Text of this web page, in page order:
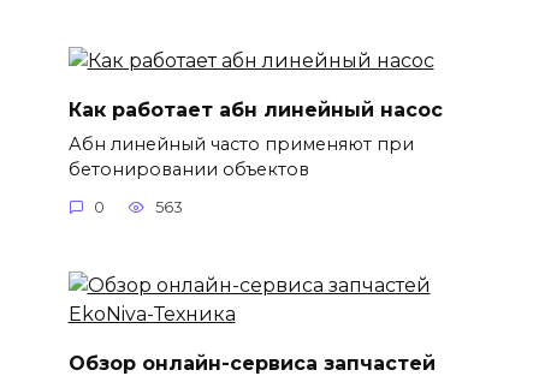
Как работает абн линейный насос
Абн линейный часто применяют при
бетонировании объектов
0 563
Обзор онлайн-сервиса запчастей